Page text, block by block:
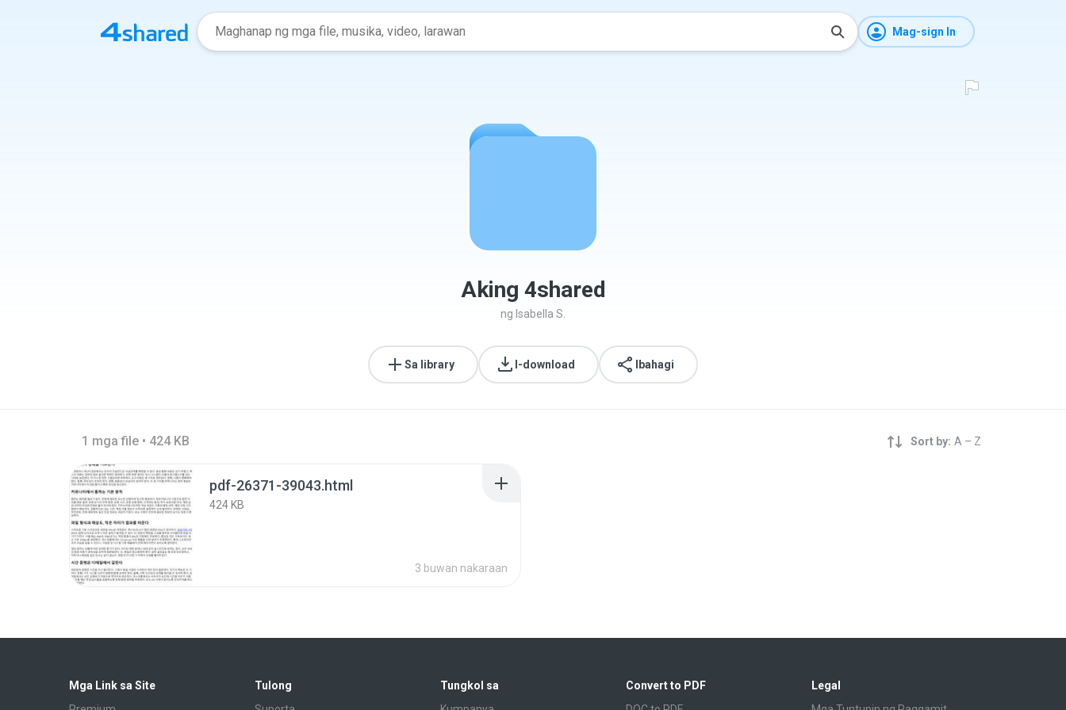
Mag-sign In
Aking 4shared
ng Isabella S.
Sa library I-download Ibahagi
1 mga file • 424 KB Sort by: A – Z
pdf-26371-39043.html
424 KB
3 buwan nakaraan
Mga Link sa Site
Tulong
Tungkol sa
Convert to PDF
Legal